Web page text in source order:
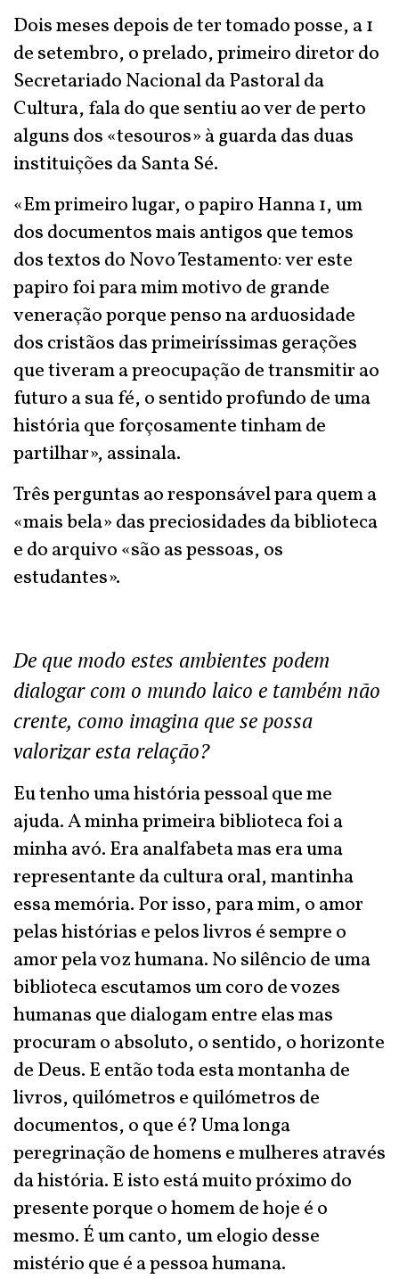
Dois meses depois de ter tomado posse, a 1
de setembro, o prelado, primeiro diretor do
Secretariado Nacional da Pastoral da
Cultura, fala do que sentiu ao ver de perto
alguns dos «tesouros» à guarda das duas
instituições da Santa Sé.
«Em primeiro lugar, o papiro Hanna 1, um
dos documentos mais antigos que temos
dos textos do Novo Testamento: ver este
papiro foi para mim motivo de grande
veneração porque penso na arduosidade
dos cristãos das primeiríssimas gerações
que tiveram a preocupação de transmitir ao
futuro a sua fé, o sentido profundo de uma
história que forçosamente tinham de
partilhar», assinala.
Três perguntas ao responsável para quem a
«mais bela» das preciosidades da biblioteca
e do arquivo «são as pessoas, os
estudantes».
De que modo estes ambientes podem
dialogar com o mundo laico e também não
crente, como imagina que se possa
valorizar esta relação?
Eu tenho uma história pessoal que me
ajuda. A minha primeira biblioteca foi a
minha avó. Era analfabeta mas era uma
representante da cultura oral, mantinha
essa memória. Por isso, para mim, o amor
pelas histórias e pelos livros é sempre o
amor pela voz humana. No silêncio de uma
biblioteca escutamos um coro de vozes
humanas que dialogam entre elas mas
procuram o absoluto, o sentido, o horizonte
de Deus. E então toda esta montanha de
livros, quilómetros e quilómetros de
documentos, o que é? Uma longa
peregrinação de homens e mulheres através
da história. E isto está muito próximo do
presente porque o homem de hoje é o
mesmo. É um canto, um elogio desse
mistério que é a pessoa humana.